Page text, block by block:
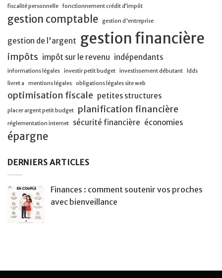
fiscalité personnelle fonctionnement crédit d’impôt
gestion comptable gestion d'entreprise
gestion de l'argent gestion financière
impôts impôt sur le revenu indépendants
informations légales investir petit budget investissement débutant
ldds
livret a
mentions légales obligations légales site web
optimisation fiscale petites structures
placer argent petit budget planification financière
réglementation internet sécurité financière économies
épargne
DERNIERS ARTICLES
Finances : comment soutenir vos proches
avec bienveillance